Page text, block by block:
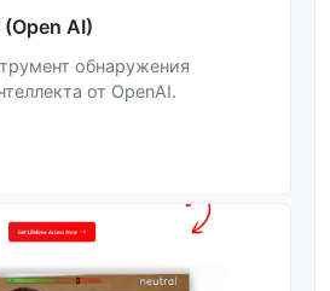
AI)
обнаружения
от OpenAI.